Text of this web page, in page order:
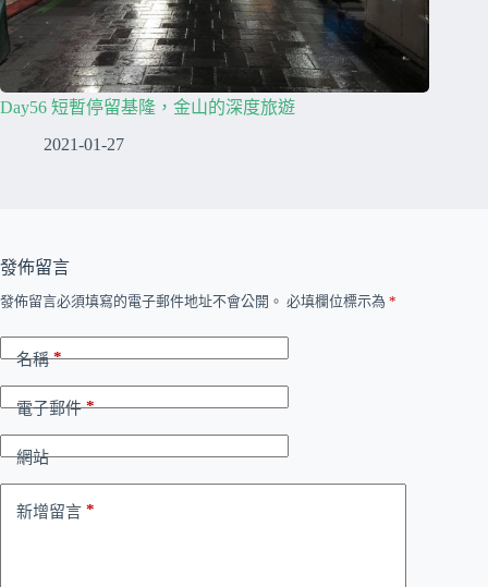
Day56 短暫停留基隆，金山的深度旅遊
2021-01-27
發佈留言
發佈留言必須填寫的電子郵件地址不會公開。 必填欄位標示為 *
名稱*
電子郵件*
網站
新增留言 *